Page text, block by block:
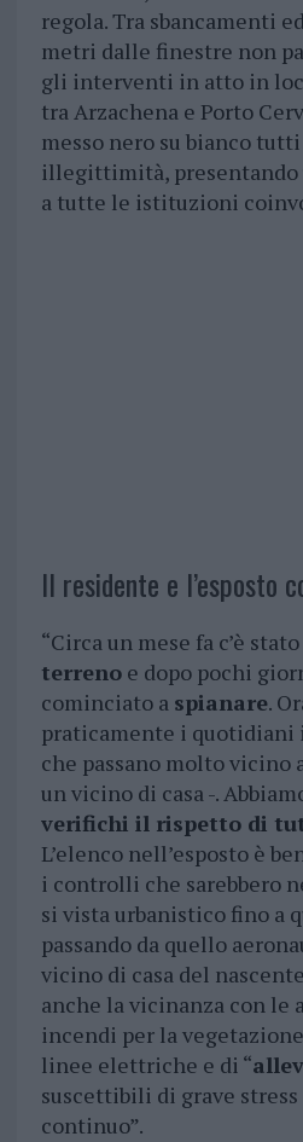
regola. Tra sbancamenti
metri dalle finestre non
gli interventi in atto in
tra Arzachena e Porto
messo nero su bianco
illegittimità, presentando
a tutte le istituzioni
Il residente e l’esposto
“Circa un mese fa c’è stato
terrenoe dopo pochi
cominciato a spianare.
praticamente i
che passano molto vicino
un vicino di casa -.
verifichi il rispetto di
L’elenco nell’esposto è
i controlli che sarebbero
si vista urbanistico fino a
passando da quello
vicino di casa del
anche la vicinanza con
incendi per la
linee elettriche e di “
suscettibili di grave
continuo”.